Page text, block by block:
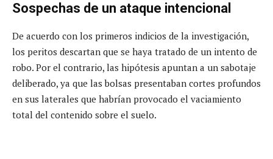
Sospechas de un ataque intencional
De acuerdo con los primeros indicios de la investigación,
los peritos descartan que se haya tratado de un intento de
robo. Por el contrario, las hipótesis apuntan a un sabotaje
deliberado, ya que las bolsas presentaban cortes profundos
en sus laterales que habrían provocado el vaciamiento
total del contenido sobre el suelo.